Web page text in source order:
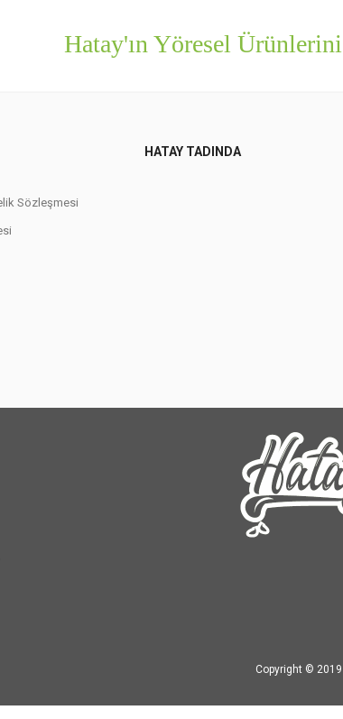
Hatay'ın Yöresel
Sözleşmesi
HATAY TADINDA
Copyright © 2019